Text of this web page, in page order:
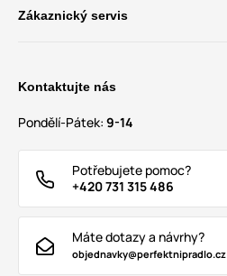
Zákaznický servis
Kontaktujte nás
Pondělí-Pátek: 9-14
Potřebujete pomoc?
+420 731 315 486
Máte dotazy a návrhy?
objednavky@perfektnipradlo.cz